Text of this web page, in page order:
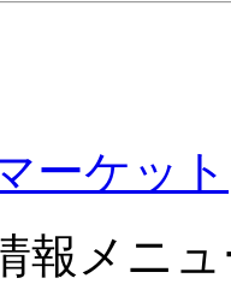
ーケット
報メニ